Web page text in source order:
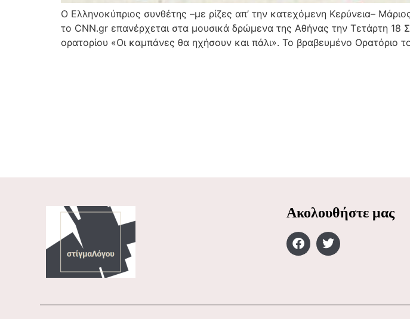
Ο Ελληνοκύπριος συνθέτης –με ρίζες απ’ την κατεχόμενη Κερύνεια–
το CNN.gr επανέρχεται στα μουσικά δρώμενα της Αθήνας την Τετάρτη
ορατορίου «Οι καμπάνες θα ηχήσουν και πάλι». Το βραβευμένο Ορατόριο
Ακολουθήστε μας